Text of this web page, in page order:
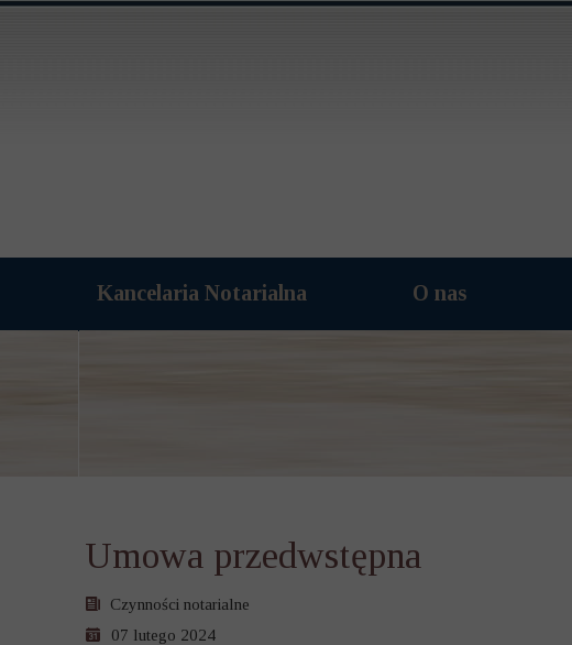
Kancelaria Notarialna O nas
07 lutego 2024
Czynności notarialne
Umowa przedwstępna